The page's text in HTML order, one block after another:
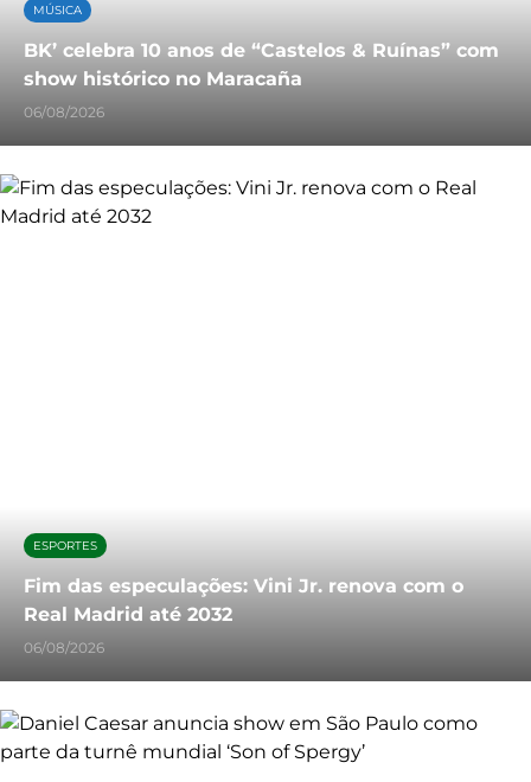
MÚSICA
BK’ celebra 10 anos de “Castelos & Ruínas” com
show histórico no Maracaña
06/08/2026
ESPORTES
Fim das especulações: Vini Jr. renova com o
Real Madrid até 2032
06/08/2026